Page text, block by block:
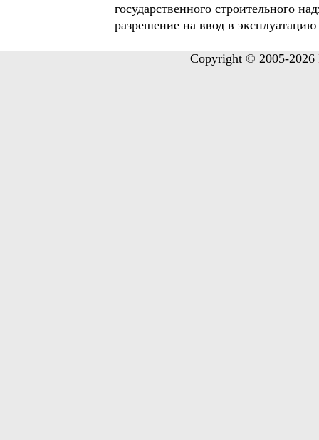
государственного строительного
разрешение на ввод в
Copyright © 2005-2026